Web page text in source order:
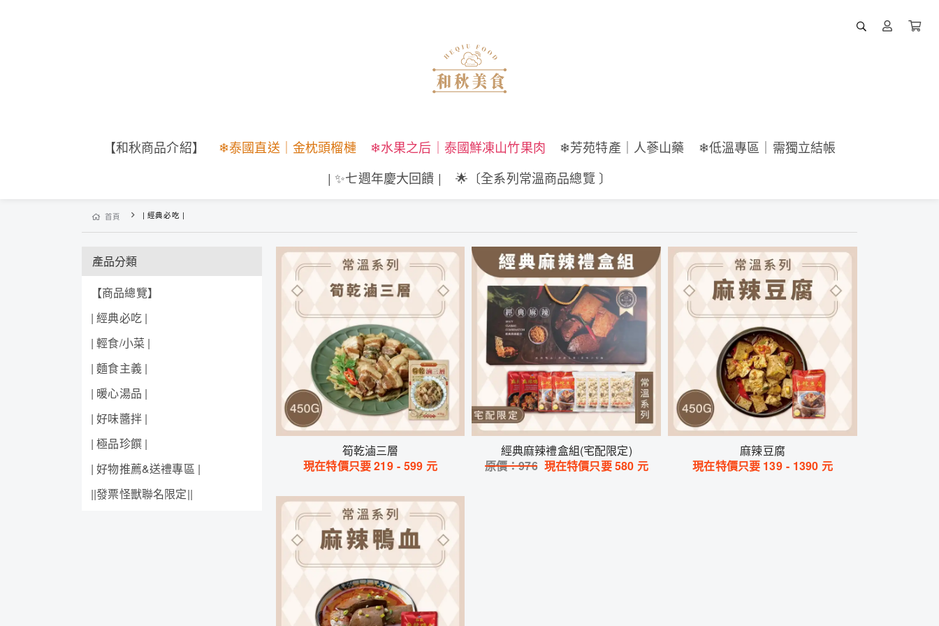
【和秋商品介紹】 ❄泰國直送｜金枕頭榴槤 ❄水果之后｜泰國鮮凍山竹果肉 ❄芳苑特產｜人蔘山藥
❄低溫專區｜需獨立結帳
| ✨七週年慶大回饋 |
🌟〔全系列常溫商品總覽 〕
首頁 | 經典必吃 |
產品分類
【商品總覽】
| 經典必吃 |
| 輕食/小菜 |
| 麵食主義 |
| 暖心湯品 |
| 好味醬拌 |
| 極品珍饌 |
| 好物推薦&送禮專區 |
||發票怪獸聯名限定||
筍乾滷三層
現在特價只要219 - 599 元
經典麻辣禮盒組(宅配限定)
原價：976 現在特價只要580 元
麻辣豆腐
現在特價只要 139 - 1390 元